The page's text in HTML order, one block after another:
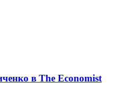
в The Economist